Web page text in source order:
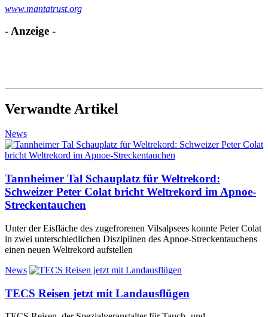
www.mantatrust.org
- Anzeige -
Verwandte Artikel
News
Tannheimer Tal Schauplatz für Weltrekord:
Schweizer Peter Colat bricht Weltrekord im Apnoe-
Streckentauchen
Unter der Eisfläche des zugefrorenen Vilsalpsees konnte Peter Colat
in zwei unterschiedlichen Disziplinen des Apnoe-Streckentauchens
einen neuen Weltrekord aufstellen
News
TECS Reisen jetzt mit Landausflügen